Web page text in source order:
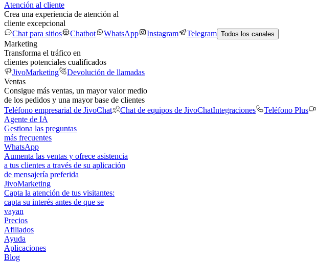
Atención al cliente
Crea una experiencia de atención al
cliente excepcional
Chat para sitios
Chatbot WhatsApp Instagram Telegram Todos los canales
Marketing
Transforma el tráfico en
clientes potenciales cualificados
JivoMarketing
Devolución de llamadas
Ventas
Consigue más ventas, un mayor valor medio
de los pedidos y una mayor base de clientes
Teléfono empresarial de JivoChat
Chat de equipos de JivoChatIntegraciones Teléfono Plus
Agente de IA
Gestiona las preguntas
más frecuentes
WhatsApp
Aumenta las ventas y ofrece asistencia
a tus clientes a través de su aplicación
de mensajería preferida
JivoMarketing
Capta la atención de tus visitantes:
capta su interés antes de que se
vayan
Precios
Afiliados
Ayuda
Aplicaciones
Blog